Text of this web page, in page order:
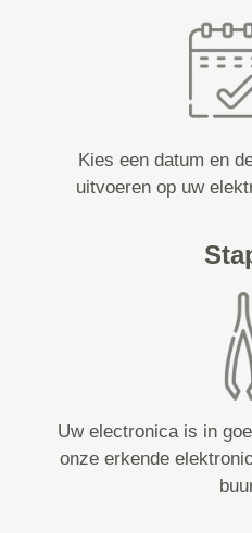
Kies een datum en
uitvoeren op uw
Uw electronica is in
onze erkende